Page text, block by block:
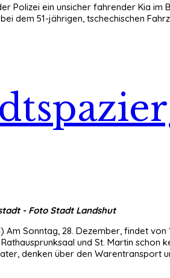
Polizei ein unsicher fahrender Kia
dem 51-jährigen, tschechischen
- Foto Stadt Landshut
Am Sonntag, 28. Dezember, findet
und St. Martin
denken über den Warentransport